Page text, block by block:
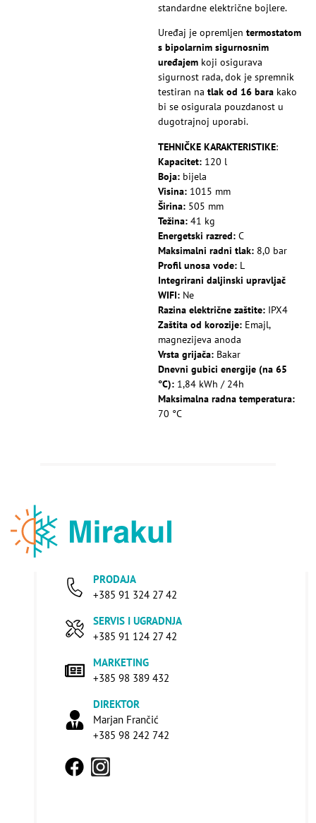
standardne električne bojlere.
Uređaj je opremljen termostatom
s bipolarnim sigurnosnim
uređajem koji osigurava
sigurnost rada, dok je spremnik
testiran na tlak od 16 bara kako
bi se osigurala pouzdanost u
dugotrajnoj uporabi.
TEHNIČKE KARAKTERISTIKE:
Kapacitet: 120 l
Boja: bijela
Visina: 1015 mm
Širina: 505 mm
Težina: 41 kg
Energetski razred: C
Maksimalni radni tlak: 8,0 bar
Profil unosa vode: L
Integrirani daljinski upravljač
WIFI: Ne
Razina električne zaštite: IPX4
Zaštita od korozije: Emajl,
magnezijeva anoda
Vrsta grijača: Bakar
Dnevni gubici energije (na 65
°C): 1,84 kWh / 24h
Maksimalna radna temperatura:
70 °C
PRODAJA
+385 91 324 27 42
SERVIS I UGRADNJA
+385 91 124 27 42
MARKETING
+385 98 389 432
DIREKTOR
Marjan Frančić
+385 98 242 742